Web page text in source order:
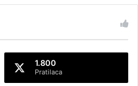
1.800
Pratilaca